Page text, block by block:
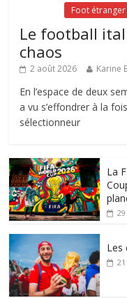
Foot étranger
Le football
chaos
2 août 2026 Karine
En l’espace de deux
a vu s’effondrer à la
sélectionneur
La
Les